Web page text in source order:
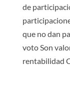
de
que no dan
voto Son
rentabilidad